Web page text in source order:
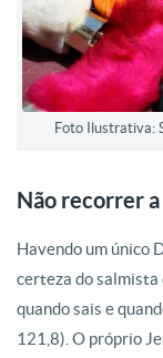
Foto Ilustrativa:
Não recorrer
Havendo um único
certeza do salmista
quando sais e
121,8). O próprio